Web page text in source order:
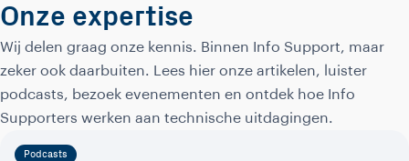
Onze expertise
Wij delen graag onze kennis. Binnen Info Support, maar
zeker ook daarbuiten. Lees hier onze artikelen, luister
podcasts, bezoek evenementen en ontdek hoe Info
Supporters werken aan technische uitdagingen.
Podcasts